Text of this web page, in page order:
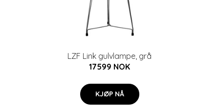
LZF Link gulvlampe, grå
17599 NOK
KJØP NÅ